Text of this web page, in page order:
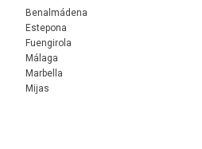
Benalmádena
Estepona
Fuengirola
Málaga
Marbella
Mijas